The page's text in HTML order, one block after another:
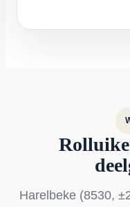
Harelbeke (8530,